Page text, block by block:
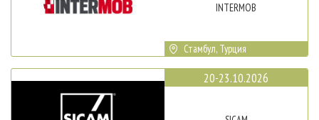
INTERMOB
Стамбул, Турция
20-23.10.2026